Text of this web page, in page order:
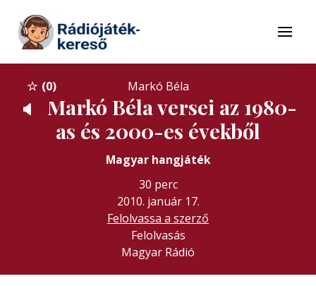
Tovább a tartalomhoz
Menü
0 Markó Béla
🔈
Markó Béla versei az 1980-
as és 2000-es évekből
Magyar hangjáték
30 perc
2010. január 17.
Felolvassa a szerző
Felolvasás
Magyar Rádió